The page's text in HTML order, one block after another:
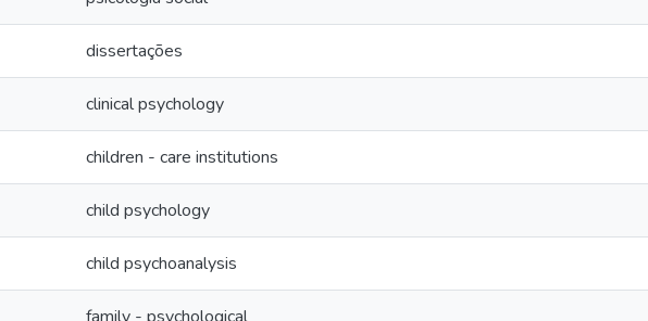
dissertações
clinical psychology
children - care institutions
child psychology
child psychoanalysis